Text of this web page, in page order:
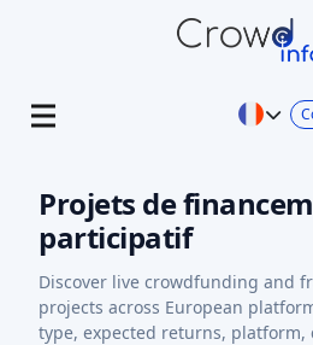
Projets de
participatif
Discover live crowdfunding and
projects across European
type, expected returns,